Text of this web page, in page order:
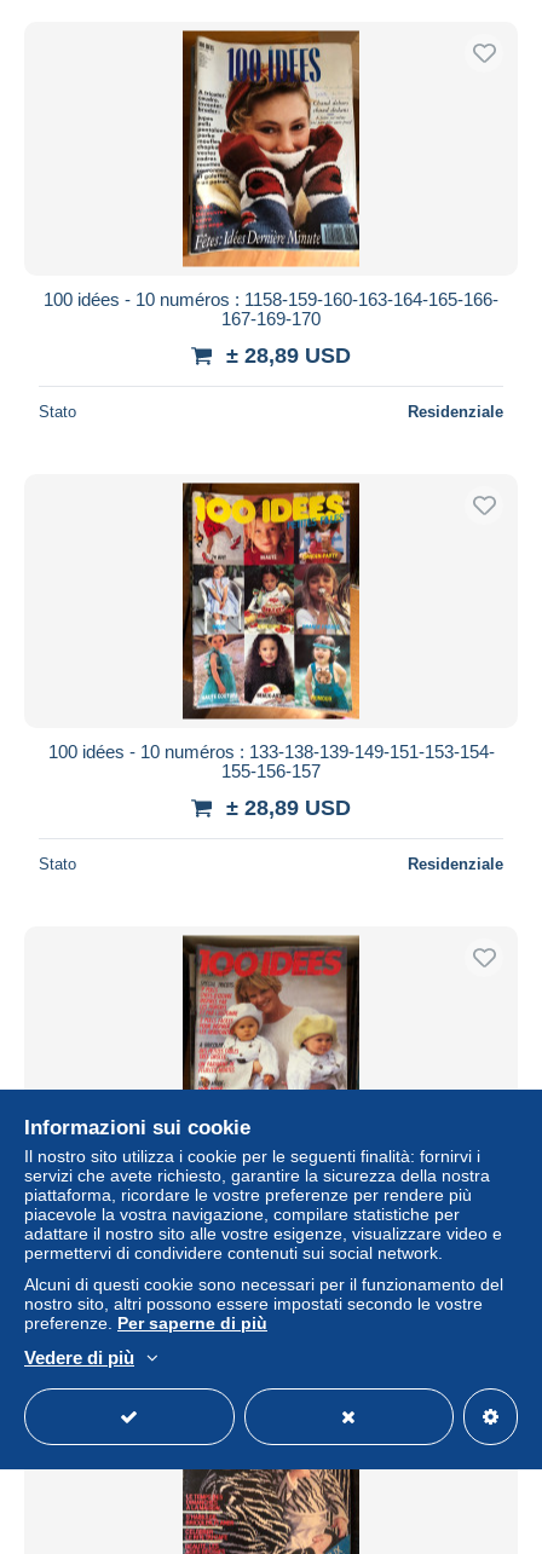
100 idées - 10 numéros : 1158-159-160-163-164-165-166-
167-169-170
± 28,89 USD
Stato Residenziale
100 idées - 10 numéros : 133-138-139-149-151-153-154-
155-156-157
± 28,89 USD
Stato Residenziale
100 idées - 10 numéros : 124-125-129-133-134-135-136-
138-139-144
± 28,89 USD
Stato
Informazioni sui cookie
Il nostro sito utilizza i cookie per le seguenti finalità: fornirvi i
servizi che avete richiesto, garantire la sicurezza della nostra
piattaforma, ricordare le vostre preferenze per rendere più
piacevole la vostra navigazione, compilare statistiche per
adattare il nostro sito alle vostre esigenze, visualizzare video e
permettervi di condividere contenuti sui social network.
Alcuni di questi cookie sono necessari per il funzionamento del
nostro sito, altri possono essere impostati secondo le vostre
preferenze. Per saperne di più
Vedere di più